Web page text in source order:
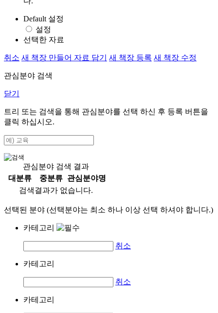
Default 설정
설정
선택한 자료
취소 새 책장 만들어 자료 담기 새 책장 등록 새 책장 수정
관심분야 검색
닫기
트리 또는 검색을 통해 관심분야를 선택 하신 후 등록 버튼을
클릭 하십시오.
관심분야 검색 결과
대분류
중분류
관심분야명
검색결과가 없습니다.
선택된 분야 (선택분야는 최소 하나 이상 선택 하셔야 합니다.)
카테고리
취소
카테고리
취소
카테고리